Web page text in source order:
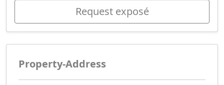
Request exposé
Property-Address